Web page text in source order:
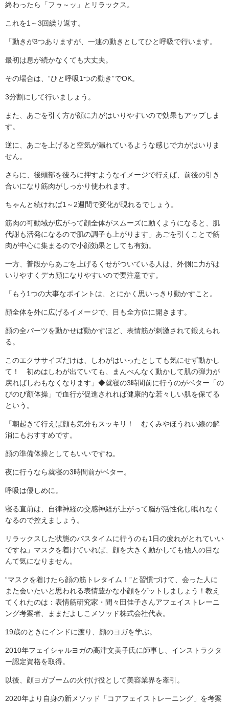
終わったら「フゥ～ッ」とリラックス。
これを1～3回繰り返す。
「動きが3つありますが、一連の動きとしてひと呼吸で行います。
最初は息が続かなくても大丈夫。
その場合は、“ひと呼吸1つの動き”でOK。
3分割にして行いましょう。
また、あごを引く方が顔に力がはいりやすいので効果もアップしま
す。
逆に、あごを上げると空気が漏れているような感じで力がはいりま
せん。
さらに、後頭部を後ろに押すようなイメージで行えば、前後の引き
合いになり筋肉がしっかり使われます。
ちゃんと続ければ1～2週間で変化が現れるでしょう。
筋肉の可動域が広がって顔全体がスムーズに動くようになると、肌
代謝も活発になるので肌の調子も上がります」あごを引くことで筋
肉が中心に集まるので小顔効果としても有効。
一方、普段からあごを上げるくせがついている人は、外側に力がは
いりやすくデカ顔になりやすいので要注意です。
「もう1つの大事なポイントは、とにかく思いっきり動かすこと。
顔全体を外に広げるイメージで、目も全方位に開きます。
顔の全パーツを動かせば動かすほど、表情筋が刺激されて鍛えられ
る。
このエクササイズだけは、しわがはいったとしても気にせず動かし
て！ 初めはしわが出ていても、まんべんなく動かして肌の弾力が
戻ればしわもなくなります」◆就寝の3時間前に行うのがベター「の
びのび顏体操」で血行が促進されれば健康的な若々しい肌を保てる
という。
「朝起きて行えば顔も気分もスッキリ！ むくみやほうれい線の解
消にもおすすめです。
顔の準備体操としてもいいですね。
夜に行うなら就寝の3時間前がベター。
呼吸は優しめに。
寝る直前は、自律神経の交感神経が上がって脳が活性化し眠れなく
なるので控えましょう。
リラックスした状態のバスタイムに行うのも1日の疲れがとれていい
ですね」マスクを着けていれば、顔を大きく動かしても他人の目な
んて気になりません。
“マスクを着けたら顔の筋トレタイム！”と習慣づけて、会った人に
また会いたいと思われる表情豊かな小顔をゲットしましょう！教え
てくれたのは：表情筋研究家・間々田佳子さんアフェイストレーニ
ング考案者、ままだよしこメソッド株式会社代表。
19歳のときにインドに渡り、顔のヨガを学ぶ。
2010年フェイシャルヨガの高津文美子氏に師事し、インストラクタ
ー認定資格を取得。
以後、顔ヨガブームの火付け役として美容業界を牽引。
2020年より自身の新メソッド「コアフェイストレーニング」を考案